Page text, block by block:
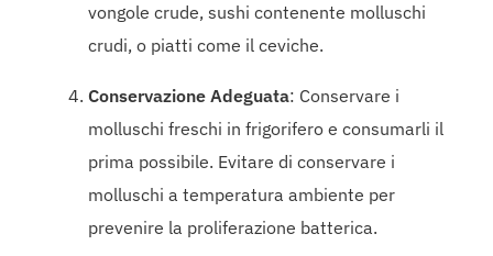
vongole crude, sushi contenente molluschi
crudi, o piatti come il ceviche.
Conservazione Adeguata: Conservare i
molluschi freschi in frigorifero e consumarli il
prima possibile. Evitare di conservare i
molluschi a temperatura ambiente per
prevenire la proliferazione batterica.